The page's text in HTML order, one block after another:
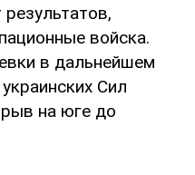
войска.
в дальнейшем
Сил
на юге до